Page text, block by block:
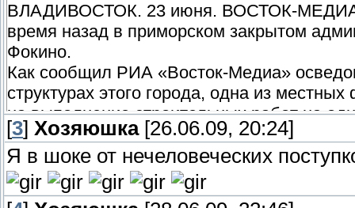
ВЛАДИВОСТОК. 23 июня. ВОСТОК-МЕДИА
время назад в приморском закрытом
Фокино.
Как сообщил РИА «Восток-Медиа»
структурах этого города, одна из
на выполнение строительных работ на
море.
Предприниматели решили сэкономить на
нескольких местных алкоголиков. Их
в намеченные сроки.
[3] Хозяюшка[26.06.09, 20:24]
Я в шоке от нечеловеческих